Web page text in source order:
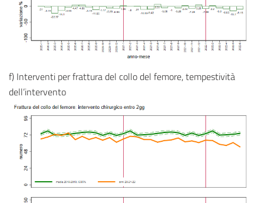
f) Interventi per frattura del collo del femore, tempestività
dell’intervento